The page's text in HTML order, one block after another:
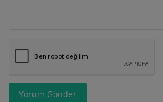
Yorum Gönder